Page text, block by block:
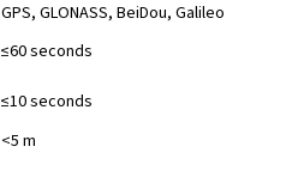
GPS, GLONASS, BeiDou, Galileo
≤60 seconds
≤10 seconds
<5 m